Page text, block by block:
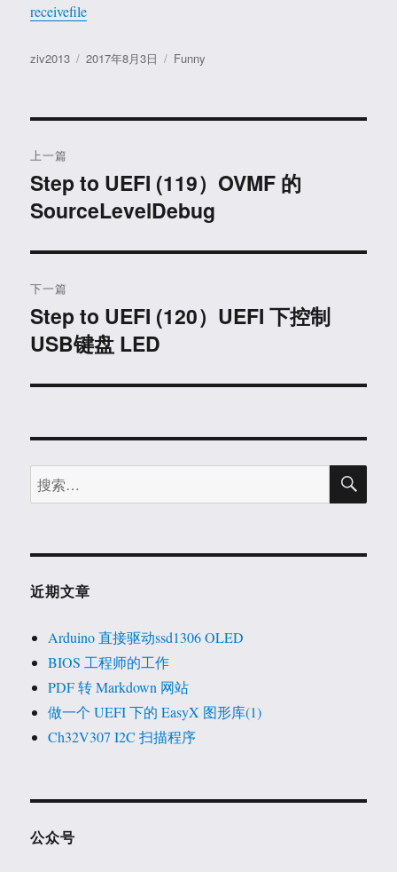
receivefile
作
ziv2013
发
2017年8月3日
分
Funny
章
导
航
上一篇
上
篇
章：
Step to UEFI (119）OVMF 的
SourceLevelDebug
下一篇
下
篇
章：
Step to UEFI (120）UEFI 下控制
USB键盘 LED
搜
索：
搜
近期文章
Arduino 直接驱动ssd1306 OLED
BIOS 工程师的工作
PDF 转 Markdown 网站
做一个 UEFI 下的 EasyX 图形库(1)
Ch32V307 I2C 扫描程序
公众号